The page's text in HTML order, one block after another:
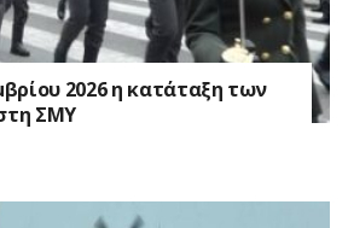
2026 η κατάταξη των
ΣΜΥ